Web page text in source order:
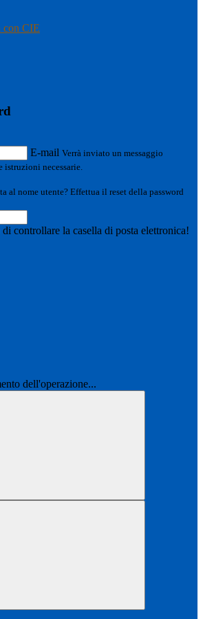
con CIE
E-mail Verrà inviato un messaggio
necessarie.
al nome utente? Effettua il reset della password
controllare la casella di posta elettronica!
dell'operazione...